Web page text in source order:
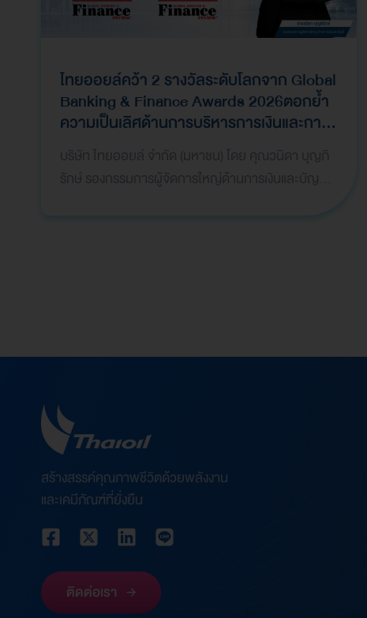
ไทยออยล์คว้า 2 รางวัลระดับโลกจาก Global
Banking & Finance Awards 2026ตอกย้ำ
ความเป็นเลิศด้านการบริหารการเงินและการ
สร้างสรรค์คุณภาพชีวิตด้วยพลังงาน
และเคมีภัณฑ์ที่ยั่งยืน
ติดต่อเรา